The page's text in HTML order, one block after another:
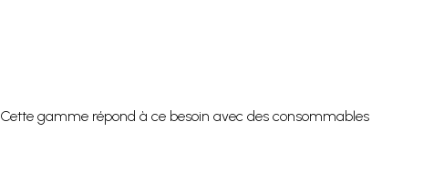
gamme répond à ce besoin avec des consommables